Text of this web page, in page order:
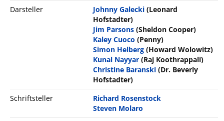
Darsteller
Johnny Galecki (Leonard
Hofstadter)
Jim Parsons (Sheldon Cooper)
Kaley Cuoco (Penny)
Simon Helberg (Howard Wolowitz)
Kunal Nayyar (Raj Koothrappali)
Christine Baranski (Dr. Beverly
Hofstadter)
Schriftsteller
Richard Rosenstock
Steven Molaro